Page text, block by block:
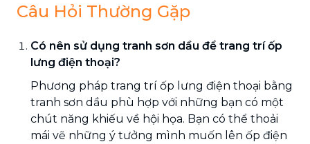
Câu Hỏi Thường Gặp
Có nên sử dụng tranh sơn dầu để trang trí ốp
lưng điện thoại?
Phương pháp trang trí ốp lưng điện thoại bằng
tranh sơn dầu phù hợp với những bạn có một
chút năng khiếu về hội họa. Bạn có thể thoải
mái vẽ những ý tưởng mình muốn lên ốp điện